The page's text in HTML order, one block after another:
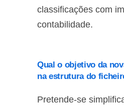
classificações com
contabilidade.
Qual o objetivo da
na estrutura do
Pretende-se